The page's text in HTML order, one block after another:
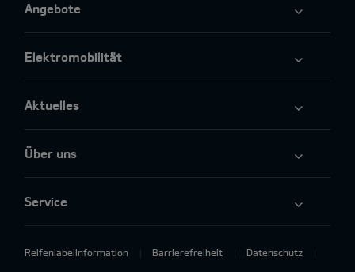
Angebote
Elektromobilität
Aktuelles
Über uns
Service
Reifenlabelinformation Barrierefreiheit Datenschutz